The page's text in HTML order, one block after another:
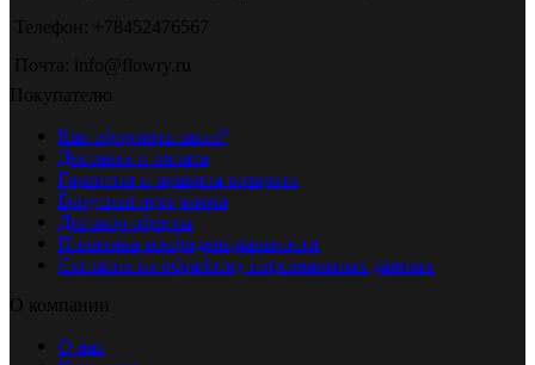
Телефон: +78452476567
Почта: info@flowry.ru
Покупателю
Как оформить заказ?
Доставка и оплата
Гарантии и правила возврата
Бонусная программа
Договор оферты
Политика конфиденциальности
Согласие на обработку персональных данных
О компании
О нас